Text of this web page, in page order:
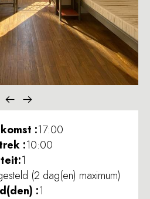
:17:00
:10:00
1
(2 dag(en) maximum)
:1